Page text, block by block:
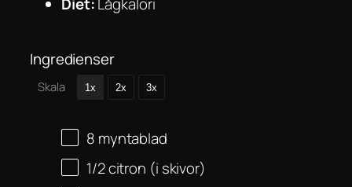
Diet:Lågkalori
Ingredienser
Skala 1x 2x 3x
8 myntablad
1/2citron (i skivor)